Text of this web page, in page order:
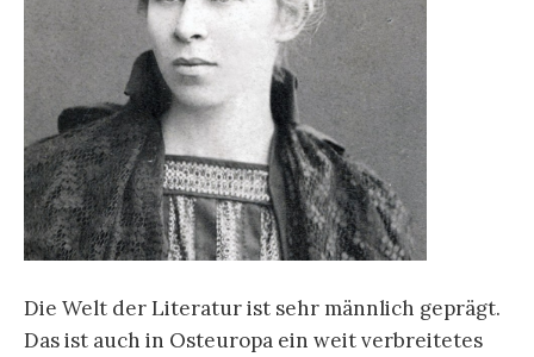
Die Welt der Literatur ist sehr männlich geprägt.
Das ist auch in Osteuropa ein weit verbreitetes